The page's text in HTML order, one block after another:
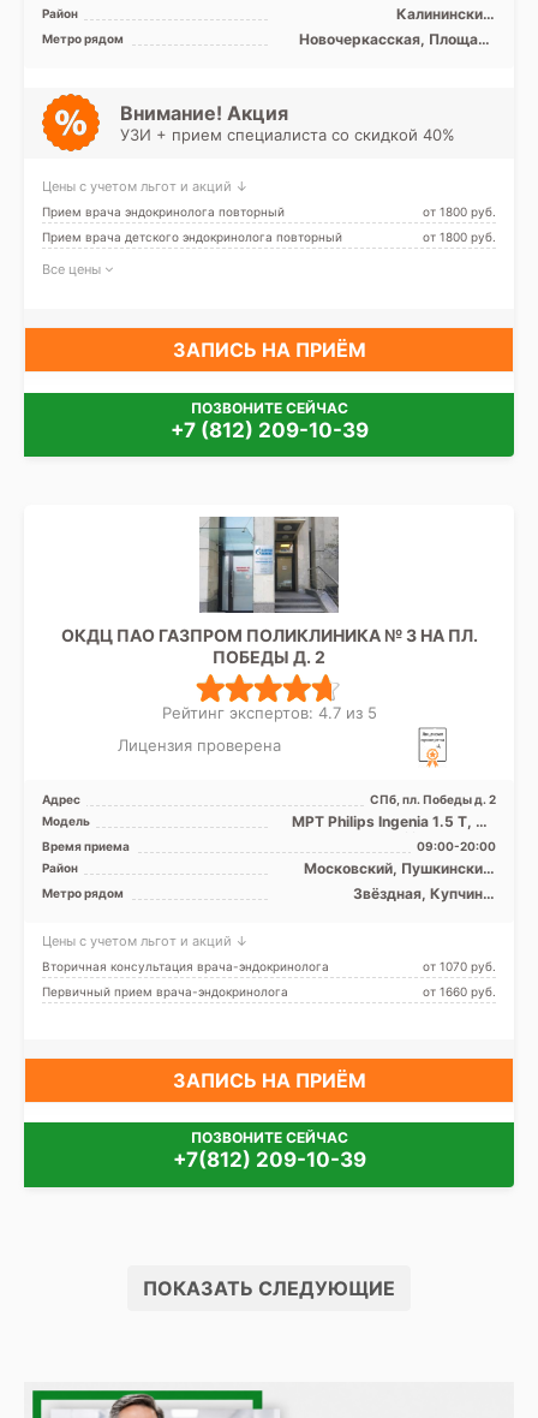
Район
Калининский,
Красногвардейский
Метро рядом
Новочеркасская, Площадь
Внимание! Акция
УЗИ + прием специалиста со скидкой 40%
Цены с учетом льгот и акций ↓
Прием врача эндокринолога повторный
от 1800 pуб.
Прием врача детского эндокринолога повторный
от 1800 pуб.
Все цены
ЗАПИСЬ НА ПРИЁМ
ПОЗВОНИТЕ СЕЙЧАС
+7 (812) 209-10-39
ОКДЦ ПАО ГАЗПРОМ ПОЛИКЛИНИКА № 3 НА ПЛ.
ПОБЕДЫ Д. 2
Рейтинг экспертов: 4.7 из 5
Лицензия проверена
Адрес
СПб, пл. Победы д. 2
Модель
МРТ Philips Ingenia 1.5 Т, КТ
TOSHIBA Aquilion One 640
срезов, УЗИ
Время приема
09:00-20:00
Район
Московский, Пушкинский,
Фрунзенский, Лен. область
Метро рядом
Звёздная, Купчино,
Цены с учетом льгот и акций ↓
Вторичная консультация врача-эндокринолога
от 1070 pуб.
Первичный прием врача-эндокринолога
от 1660 pуб.
ЗАПИСЬ НА ПРИЁМ
ПОЗВОНИТЕ СЕЙЧАС
+7(812) 209-10-39
ПОКАЗАТЬ СЛЕДУЮЩИЕ